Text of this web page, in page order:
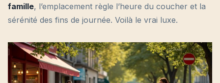
famille, l’emplacement règle l’heure du coucher et la
sérénité des fins de journée. Voilà le vrai luxe.